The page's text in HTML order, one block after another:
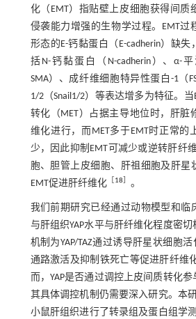
化（EMT）指贴壁上皮细胞获得间质
侵袭能力增强的生物学过程。EMT过
形态的E-钙黏蛋白（E-cadherin）缺
括N-钙黏蛋白（N-cadherin）、α-
SMA）、成纤维细胞特异性蛋白-1（
1/2（Snail1/2）等表达增多为特征。
转化（MET）占据主导地位时，肝脏
维化进行，而MET多于EMT时正常的
少，因此抑制EMT可减少或逆转肝纤
胞、胆管上皮细胞、肝祖细胞及肝星
EMT促进肝纤维化
18 。
我们前期研究已经通过动物模型和临
与肝组织YAP水平与肝纤维化程度密
机制为YAP/TAZ通过诱导肝星状细胞活
通路激活及抑制铁死亡等促进肝纤维
而，YAP是否通过调控上皮间质转化
其具体调控机制仍需要深入研究。本
小鼠肝组织进行了转录组及蛋白组学